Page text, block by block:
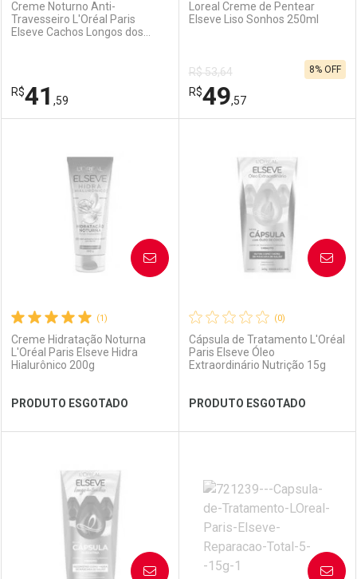
Ativar Desconto
Comprar sem Desconto
Por R$ 23,59/cada
Por R$ 23,59/cada
Comprar sem Desconto
Por R$ 157,27/cada
Comprar sem Desconto
Por R$ 157,27/cada
Creme Noturno Anti-
Travesseiro L'Oréal Paris
Elseve Cachos Longos dos
R$41 ,59
Laboratório
Ativar Desconto
Por Menos
Loreal Creme de Pentear
Elseve Liso Sonhos 250ml
R$ 53,64
R$49,57
8% OFF
Laboratório
Por Menos
(1)
Creme Hidratação Noturna
L'Oréal Paris Elseve Hidra
Hialurônico 200g
PRODUTO ESGOTADO
AVISE-ME
Laboratório
Por Menos
(0)
Cápsula de Tratamento L'Oréal
Paris Elseve Óleo
Extraordinário Nutrição 15g
PRODUTO ESGOTADO
AVISE-ME
Laboratório
Por Menos
AVISE-ME AVISE-ME